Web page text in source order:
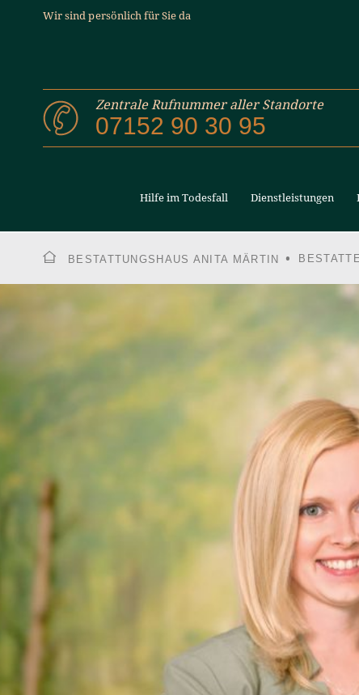
Wir sind persönlich für Sie da
Zentrale Rufnummer aller Standorte
07152 90 30 95
Hilfe im Todesfall Dienstleistungen
BESTATTUNGSHAUS ANITA MÄRTIN